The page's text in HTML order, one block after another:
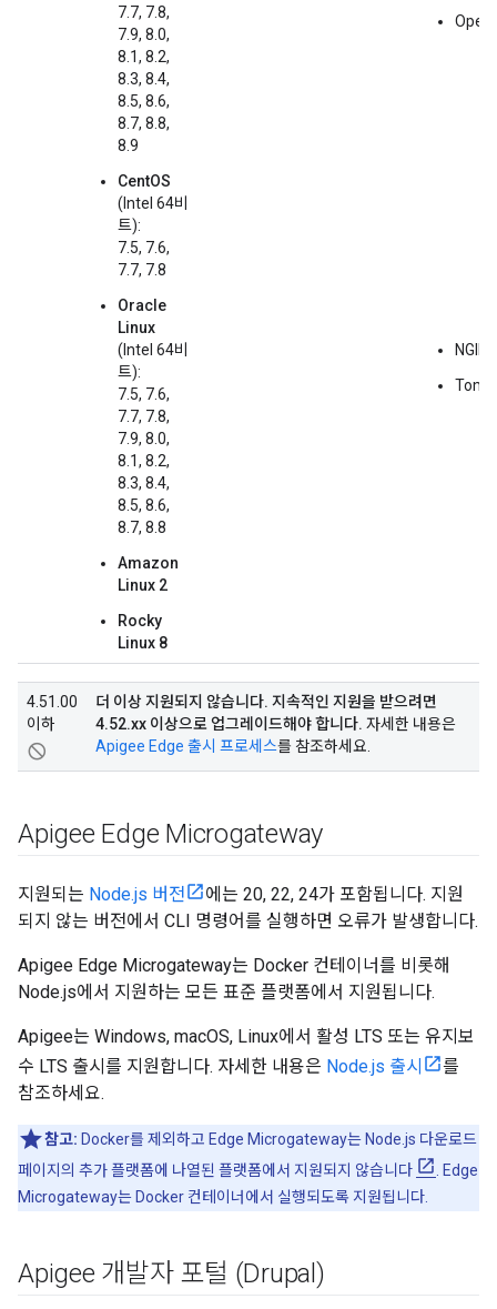
7.7, 7.8,
7.9, 8.0,
8.1, 8.2,
8.3, 8.4,
8.5, 8.6,
8.7, 8.8,
8.9
CentOS
(Intel 64비
트):
7.5, 7.6,
7.7, 7.8
Oracle
Linux
(Intel 64비
트):
7.5, 7.6,
7.7, 7.8,
7.9, 8.0,
8.1, 8.2,
8.3, 8.4,
8.5, 8.6,
8.7, 8.8
Amazon
Linux 2
Rocky
Linux 8
4.51.00
이하
not_interested
더 이상 지원되지 않습니다. 지속적인 지원을 받으려면
4.52.xx 이상으로 업그레이드해야 합니다. 자세한 내용은
Apigee Edge 출시 프로세스를 참조하세요.
Apigee Edge Microgateway
지원되는 Node.js 버전
에는 20, 22, 24가 포함됩니다. 지원
되지 않는 버전에서 CLI 명령어를 실행하면 오류가 발생합니다.
Apigee Edge Microgateway는 Docker 컨테이너를 비롯해
Node.js에서 지원하는 모든 표준 플랫폼에서 지원됩니다.
Apigee는 Windows, macOS, Linux에서 활성 LTS 또는 유지보
수 LTS 출시를 지원합니다. 자세한 내용은 Node.js 출시
를
참조하세요.
참고: Docker를 제외하고 Edge Microgateway는 Node.js 다운로드
페이지의 추가 플랫폼에 나열된 플랫폼에서 지원되지 않습니다
. Edge
Microgateway는 Docker 컨테이너에서 실행되도록 지원됩니다.
Apigee 개발자 포털 (Drupal)